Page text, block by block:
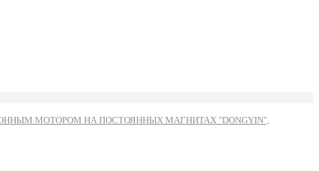
МОТОРОМ НА ПОСТОЯННЫХ МАГНИТАХ "DONGYIN",